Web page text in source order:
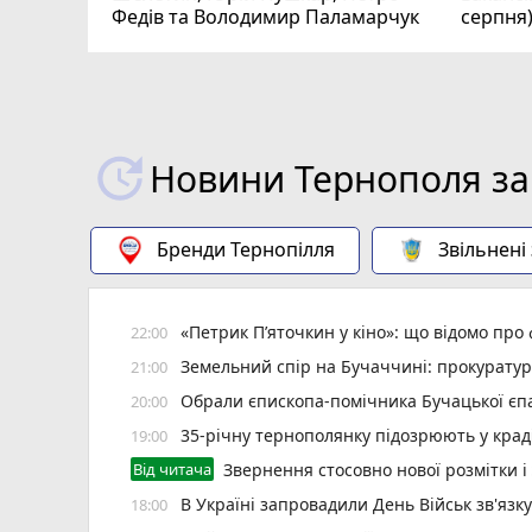
Федів та Володимир Паламарчук
серпня)
Новини Тернополя за
Бренди Тернопілля
22:00 «Петрик П’яточкин у кіно»: що відомо про
21:00 Земельний спір на Бучаччині:
20:00 Обрали єпископа-помічника Бучацької
19:00 35-річну тернополянку підозрюють у
Від читача Звернення стосовно нової розмітки
18:00 В Україні запровадили День Військ